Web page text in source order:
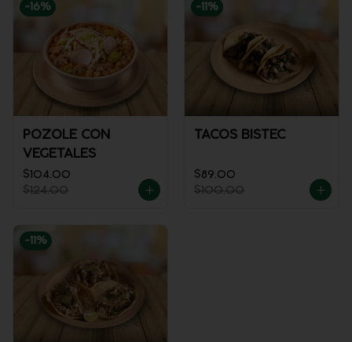
-16%
POZOLE CON
VEGETALES
$104.00
$124.00
-11 %
TACOS BISTEC
$89.00
$100.00
-11 %